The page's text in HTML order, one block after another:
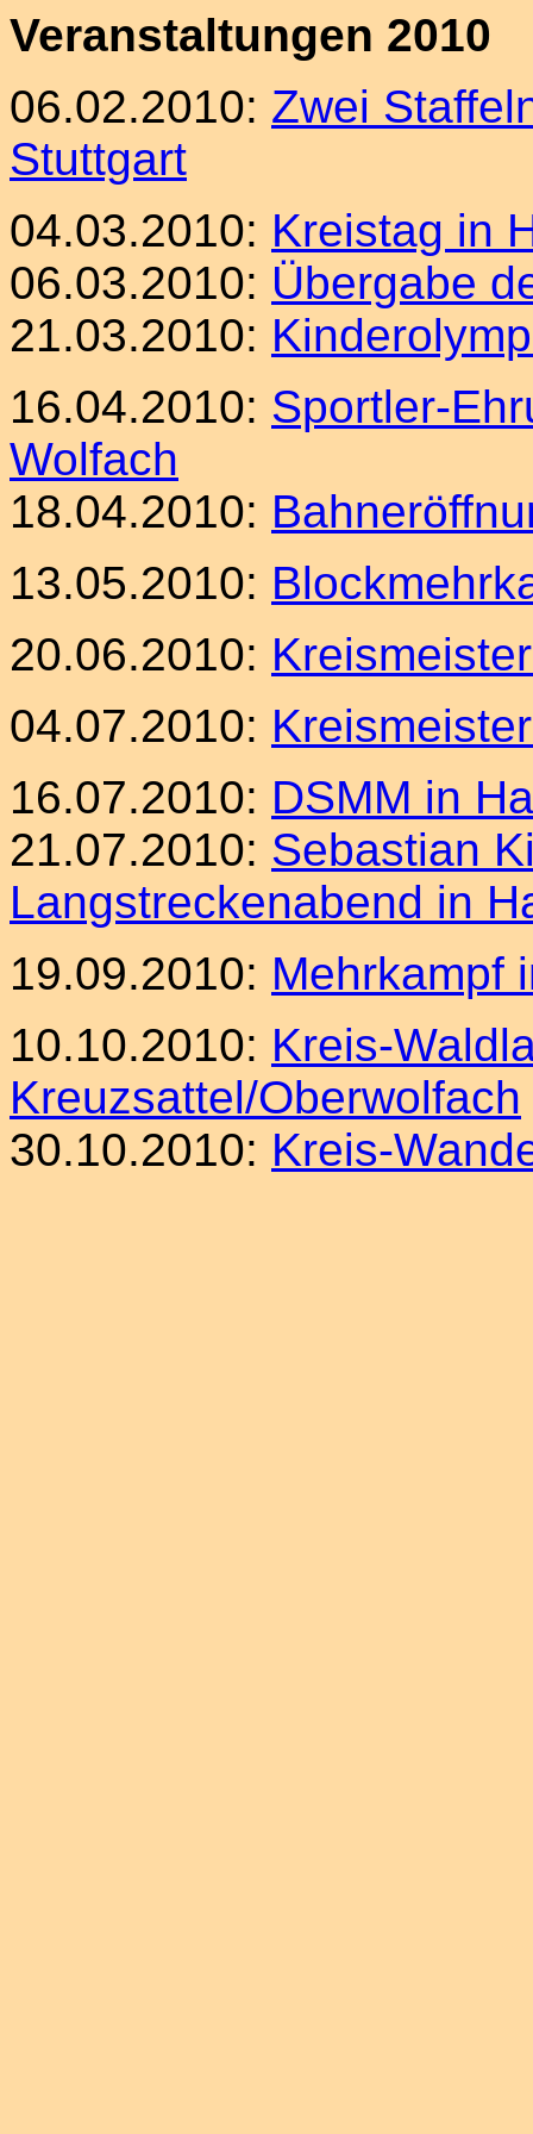
Veranstaltungen 2010
06.02.2010: Zwei
Stuttgart
04.03.2010: Kreistag in
06.03.2010: Übergabe
21.03.2010:
16.04.2010: Sportler-
Wolfach
18.04.2010:
13.05.2010:
20.06.2010:
04.07.2010:
16.07.2010: DSMM in
21.07.2010: Sebastian
Langstreckenabend in
19.09.2010: Mehrkampf
10.10.2010: Kreis-
Kreuzsattel/Oberwolfach
30.10.2010: Kreis-